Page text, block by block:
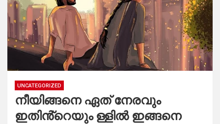
UNCATEGORIZED
നീയിങ്ങനെ ഏത് നേരവും
ഇതിൻ്റെയും ള്ളിൽ ഇങ്ങനെ